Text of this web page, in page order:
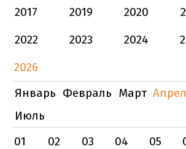
2017 2019 2020
2022
2023 2024
2026
Январь Февраль Март
Июль
01
02 03 04 05